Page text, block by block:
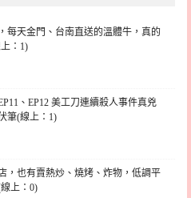
每天金門、台南直送的溫體牛，真的
：1)
、EP12 美工刀連續殺人事件真兇
筆(線上：1)
，也有賣熱炒、燒烤、炸物，低調平
上：0)